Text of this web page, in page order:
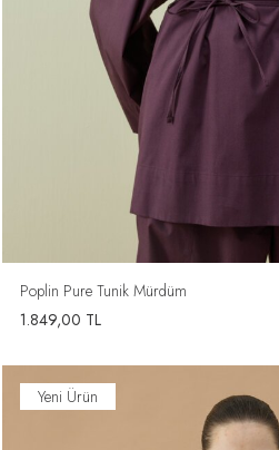
Poplin Pure Tunik Mürdüm
1.849,00 TL
Yeni Ürün